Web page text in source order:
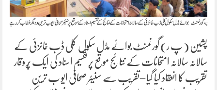
پشین ( پ ر) گورنمنٹ بوائے مڈل سکول کلی ڈب خانزئی کے
سالانہ سالانہ امتحانات کے نتائج موقع پرتقسیم اسناد کی ایک پُروقار
تقریب کا انعقاد کیا گیا –تقریب سے سنیئر صحافی ایو ب ترین